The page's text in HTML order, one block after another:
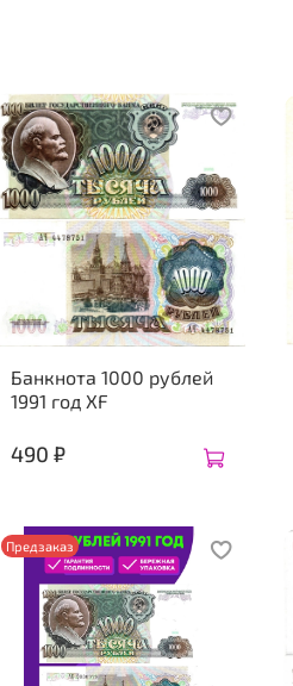
Банкнота 1000 рублей
1991 год XF
490 ₽
Предзаказ